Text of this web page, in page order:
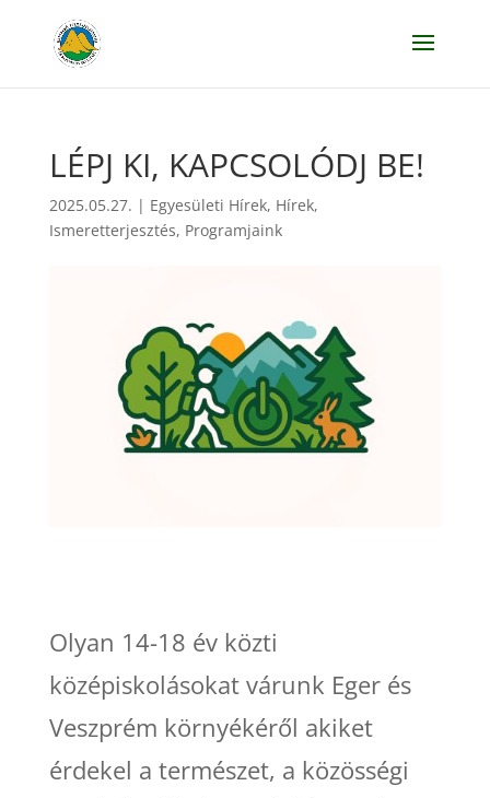
LÉPJ KI, KAPCSOLÓDJ BE!
2025.05.27. | Egyesületi Hírek, Hírek,
Ismeretterjesztés, Programjaink
Olyan 14-18 év közti
középiskolásokat várunk Eger és
Veszprém környékéről akiket
érdekel a természet, a közösségi